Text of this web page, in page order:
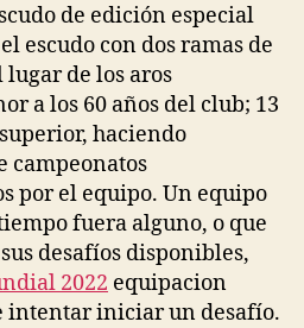
de edición especial
escudo con dos ramas de
lugar de los aros
a los 60 años del club; 13
haciendo
campeonatos
por el equipo. Un equipo
fuera alguno, o que
desafíos disponibles,
2022 equipacion
intentar iniciar un desafío.